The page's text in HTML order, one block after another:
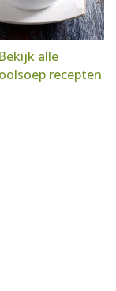
Bekijk alle
recepten